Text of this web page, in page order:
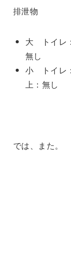
排泄物
大 トイレ
無し
小 トイレ
上：無し
では、また。